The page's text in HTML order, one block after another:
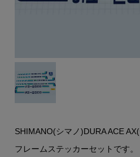
SHIMANO(シマノ)DURA ACE
フレームステッカーセットです。